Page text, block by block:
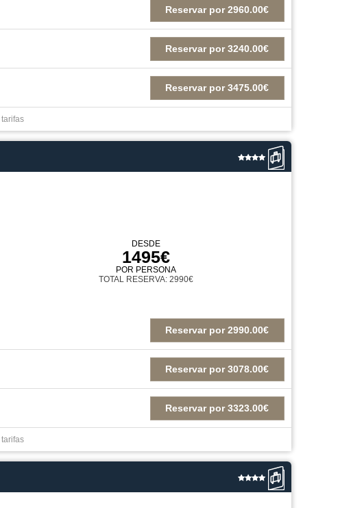
Reservar por 2960.00€
Reservar por 3240.00€
Reservar por 3475.00€
DESDE
1495€
POR PERSONA
TOTAL RESERVA: 2990€
Reservar por 2990.00€
Reservar por 3078.00€
Reservar por 3323.00€